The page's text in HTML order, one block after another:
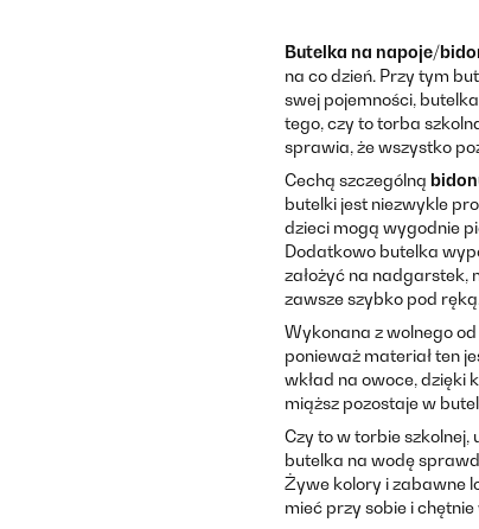
Butelka na napoje/
na co dzień. Przy tym
swej pojemności,
tego, czy to torba
sprawia, że wszystko
Cechą szczególną
butelki jest niezwykle
dzieci mogą wygodnie
Dodatkowo butelka
założyć na nadgarstek,
zawsze szybko pod
Wykonana z wolnego
ponieważ materiał ten
wkład na owoce, dzięki
miąższ pozostaje w
Czy to w torbie
butelka na wodę
Żywe kolory i zabawne
mieć przy sobie i